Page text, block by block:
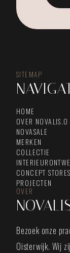
SITEMAP
HOME
OVER NOVALIS.O
NOVASALE
MERKEN
COLLECTIE
CONCEPT STORES
PROJECTEN
OVER
Bezoek onze
Oisterwijk. Wij